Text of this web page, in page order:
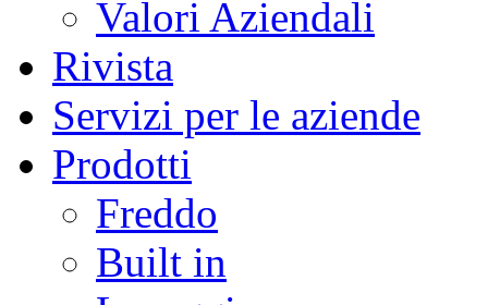
Valori Aziendali
Rivista
Servizi per le aziende
Prodotti
Freddo
Built in